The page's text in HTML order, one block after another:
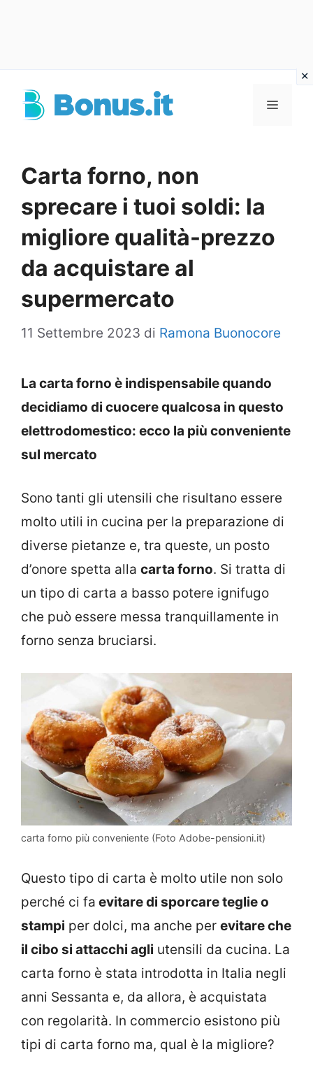
Menu
Carta forno, non
sprecare i tuoi soldi: la
migliore qualità-prezzo
da acquistare al
supermercato
11 Settembre 2023 di Ramona Buonocore
La carta forno è indispensabile quando
decidiamo di cuocere qualcosa in questo
elettrodomestico: ecco la più conveniente
sul mercato
Sono tanti gli utensili che risultano essere
molto utili in cucina per la preparazione di
diverse pietanze e, tra queste, un posto
d’onore spetta alla carta forno. Si tratta di
un tipo di carta a basso potere ignifugo
che può essere messa tranquillamente in
forno senza bruciarsi.
carta forno più conveniente (Foto Adobe-pensioni.it)
Questo tipo di carta è molto utile non solo
perché ci fa evitare di sporcare teglie o
stampi per dolci, ma anche per evitare che
il cibo si attacchi agli utensili da cucina. La
carta forno è stata introdotta in Italia negli
anni Sessanta e, da allora, è acquistata
con regolarità. In commercio esistono più
tipi di carta forno ma, qual è la migliore?